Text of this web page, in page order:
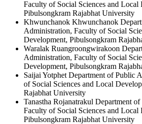
Faculty of Social Sciences and Local
Pibulsongkram Rajabhat University
Khwunchanok Khwunchanok
Administration, Faculty of Social
Development, Pibulsongkram
Waralak Ruangroongwirakoon
Administration, Faculty of Social
Development, Pibulsongkram
Saijai Yotphet Department of Public
of Social Sciences and Local
Rajabhat University
Tanastha Rojanatrakul Department
Faculty of Social Sciences and Local
Pibulsongkram Rajabhat University